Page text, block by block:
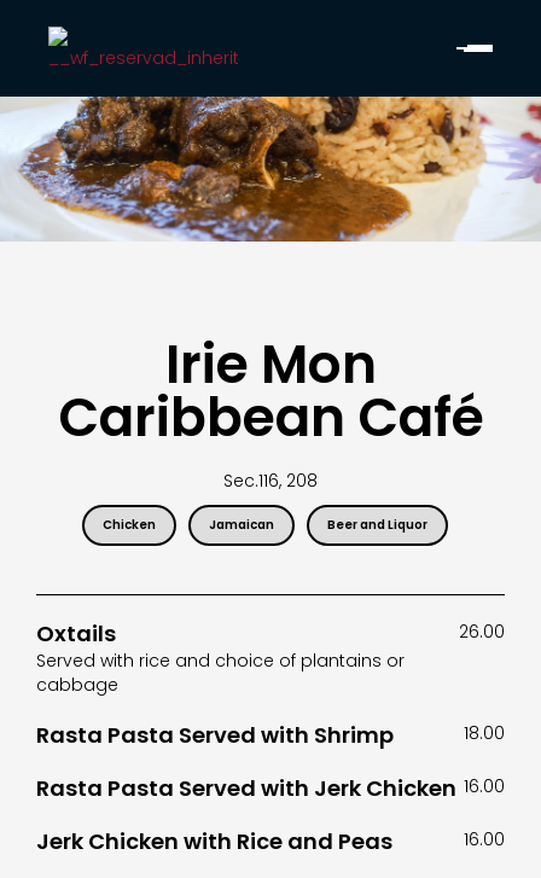
Irie Mon
Caribbean Café
Sec.116, 208
Chicken Jamaican Beer and Liquor
Oxtails
Served with rice and choice of plantains or
cabbage
26.00
Rasta Pasta Served with Shrimp 18.00
Rasta Pasta Served with Jerk Chicken 16.00
Jerk Chicken with Rice and Peas 16.00